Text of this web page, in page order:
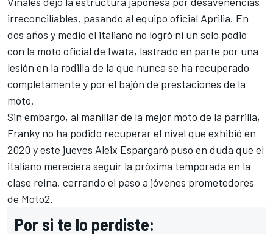
irreconciliables, pasando al equipo oficial Aprilia. En
dos años y medio el italiano no logró ni un solo podio
con la moto oficial de Iwata, lastrado en parte por una
lesión en la rodilla de la que nunca se ha recuperado
completamente y por el bajón de prestaciones de la
moto.
Sin embargo, al manillar de la mejor moto de la parrilla,
Franky no ha podido recuperar el nivel que exhibió en
2020 y este jueves Aleix Espargaró puso en duda que el
italiano mereciera seguir la próxima temporada en la
clase reina, cerrando el paso a jóvenes prometedores
de Moto2.
Por si te lo perdiste: